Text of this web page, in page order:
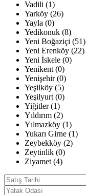
Vadili (1)
Yarköy (26)
Yayla (0)
Yedikonuk (8)
Yeni Boğaziçi (51)
Yeni Erenköy (22)
Yeni İskele (0)
Yenikent (0)
Yenişehir (0)
Yeşilköy (5)
Yeşilyurt (0)
Yiğitler (1)
Yıldırım (2)
Yılmazköy (1)
Yukarı Girne (1)
Zeybekköy (2)
Zeytinlik (0)
Ziyamet (4)